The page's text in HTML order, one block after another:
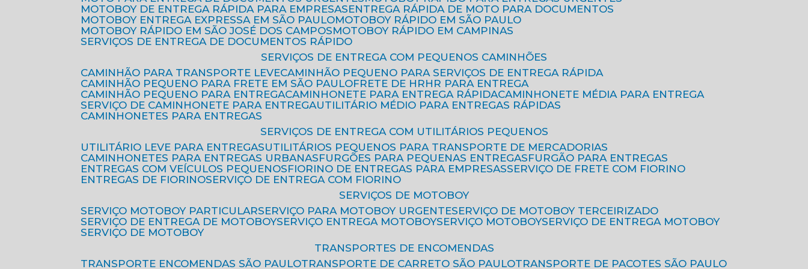
MOTOBOY DE ENTREGA RÁPIDA PARA EMPRESAS
ENTREGA RÁPIDA DE MOTO PARA DOCUMENTOS
MOTOBOY ENTREGA EXPRESSA EM SÃO PAULO
MOTOBOY RÁPIDO EM SÃO PAULO
MOTOBOY RÁPIDO EM SÃO JOSÉ DOS CAMPOS
MOTOBOY RÁPIDO EM CAMPINAS
SERVIÇOS DE ENTREGA DE DOCUMENTOS RÁPIDO
SERVIÇOS DE ENTREGA COM PEQUENOS CAMINHÕES
CAMINHÃO PARA TRANSPORTE LEVE
CAMINHÃO PEQUENO PARA SERVIÇOS DE ENTREGA RÁPIDA
CAMINHÃO PEQUENO PARA FRETE EM SÃO PAULO
FRETE DE HR
HR PARA ENTREGA
CAMINHÃO PEQUENO PARA ENTREGA CAMINHONETE PARA ENTREGA RÁPIDA CAMINHONETE MÉDIA PARA ENTREGA
SERVIÇO DE CAMINHONETE PARA ENTREGA
UTILITÁRIO MÉDIO PARA ENTREGAS RÁPIDAS
CAMINHONETES PARA ENTREGAS
SERVIÇOS DE ENTREGA COM UTILITÁRIOS PEQUENOS
UTILITÁRIO LEVE PARA ENTREGAS
UTILITÁRIOS PEQUENOS PARA TRANSPORTE DE MERCADORIAS
CAMINHONETES PARA ENTREGAS URBANAS
FURGÕES PARA PEQUENAS ENTREGAS
FURGÃO PARA ENTREGAS
ENTREGAS COM VEÍCULOS PEQUENOS
FIORINO DE ENTREGAS PARA EMPRESAS
SERVIÇO DE FRETE COM FIORINO
ENTREGAS DE FIORINO
SERVIÇO DE ENTREGA COM FIORINO
SERVIÇOS DE MOTOBOY
SERVIÇO MOTOBOY PARTICULAR
SERVIÇO PARA MOTOBOY URGENTE
SERVIÇO DE MOTOBOY TERCEIRIZADO
SERVIÇO DE ENTREGA DE MOTOBOY
SERVIÇO ENTREGA MOTOBOY SERVIÇO MOTOBOY
SERVIÇO DE ENTREGA MOTOBOY
SERVIÇO DE MOTOBOY
TRANSPORTES DE ENCOMENDAS
TRANSPORTE ENCOMENDAS SÃO PAULO
TRANSPORTE DE CARRETO SÃO PAULO
TRANSPORTE DE PACOTES SÃO PAULO